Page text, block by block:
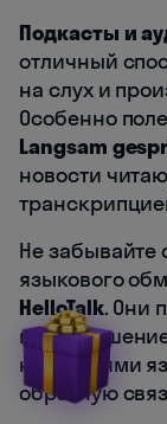
Подкасты и
отличный
на слух и
Особенно
Langsam
новости
Не забывайте
языкового
HelloTalk. Они
носителями
обратную